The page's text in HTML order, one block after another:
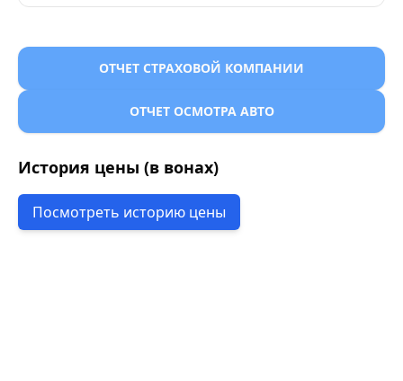
ОТЧЕТ СТРАХОВОЙ КОМПАНИИ
ОТЧЕТ ОСМОТРА АВТО
История цены (в вонах)
Посмотреть историю цены